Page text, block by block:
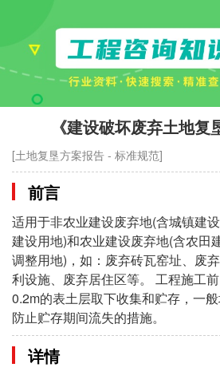
《建设破坏废弃土地复
[土地复垦方案报告 - 标准规范]
前言
适用于非农业建设废弃地(含城镇建
建设用地)和农业建设废弃地(含农田
调整用地)，如：废弃砖瓦窑址、废
利设施、废弃居住区等。 工程施工
0.2m的表土层取下收集和贮存，一
防止贮存期间流失的措施。
详情